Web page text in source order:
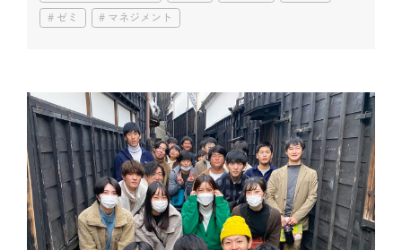
ゼミ
マネジメント